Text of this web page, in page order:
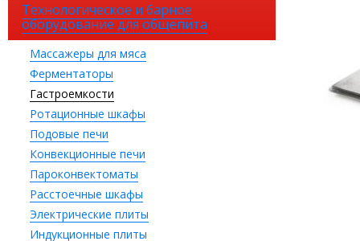
Технологическое и барное
оборудование для общепита
Массажеры для мяса
Ферментаторы
Гастроемкости
Ротационные шкафы
Подовые печи
Конвекционные печи
Пароконвектоматы
Расстоечные шкафы
Электрические плиты
Индукционные плиты